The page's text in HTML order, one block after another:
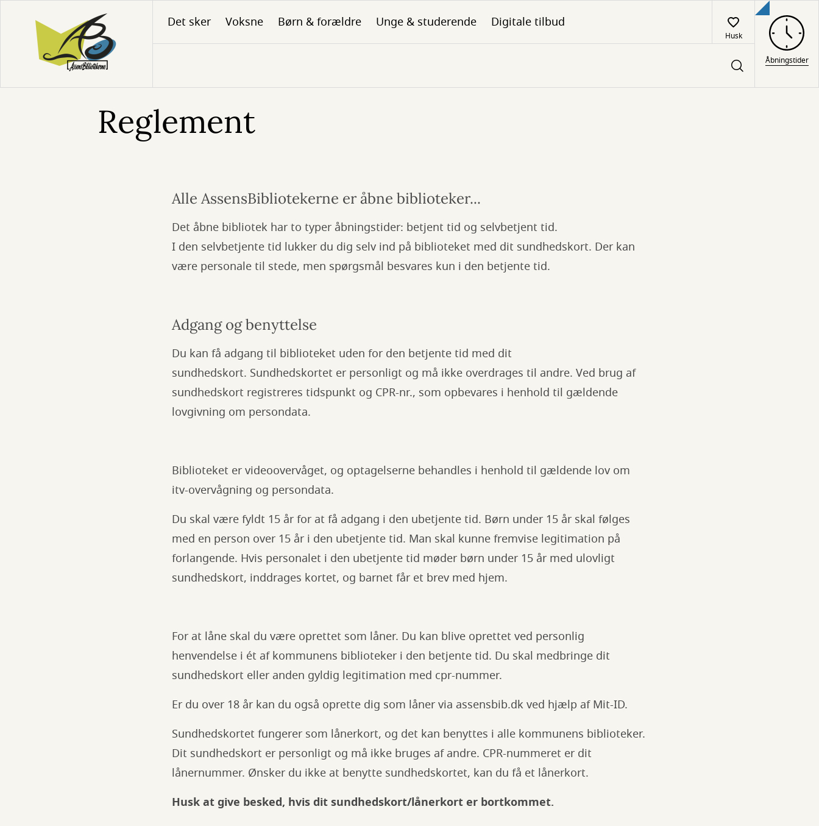
hovedindhold
Det sker Voksne Børn & forældre Unge & studerende Digitale tilbud
Husk
Åbningstider
Reglement
Alle AssensBibliotekerne er åbne biblioteker...
Det åbne bibliotek har to typer åbningstider: betjent tid og selvbetjent tid.
I den selvbetjente tid lukker du dig selv ind på biblioteket med dit sundhedskort. Der kan
være personale til stede, men spørgsmål besvares kun i den betjente tid.
Adgang og benyttelse
Du kan få adgang til biblioteket uden for den betjente tid med dit
sundhedskort. Sundhedskortet er personligt og må ikke overdrages til andre. Ved brug af
sundhedskort registreres tidspunkt og CPR-nr., som opbevares i henhold til gældende
lovgivning om persondata.
Biblioteket er videoovervåget, og optagelserne behandles i henhold til gældende lov om
itv-overvågning og persondata.
Du skal være fyldt 15 år for at få adgang i den ubetjente tid. Børn under 15 år skal følges
med en person over 15 år i den ubetjente tid. Man skal kunne fremvise legitimation på
forlangende. Hvis personalet i den ubetjente tid møder børn under 15 år med ulovligt
sundhedskort, inddrages kortet, og barnet får et brev med hjem.
For at låne skal du være oprettet som låner. Du kan blive oprettet ved personlig
henvendelse i ét af kommunens biblioteker i den betjente tid. Du skal medbringe dit
sundhedskort eller anden gyldig legitimation med cpr-nummer.
Er du over 18 år kan du også oprette dig som låner via assensbib.dk ved hjælp af Mit-ID.
Sundhedskortet fungerer som lånerkort, og det kan benyttes i alle kommunens biblioteker.
Dit sundhedskort er personligt og må ikke bruges af andre. CPR-nummeret er dit
lånernummer. Ønsker du ikke at benytte sundhedskortet, kan du få et lånerkort.
Husk at give besked, hvis dit sundhedskort/lånerkort er bortkommet.